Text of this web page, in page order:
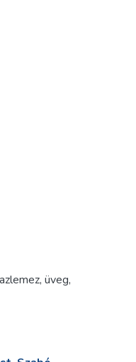
üveg,